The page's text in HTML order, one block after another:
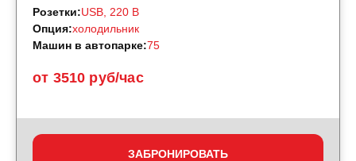
от 3510 руб/час
Розетки:USB, 220 B
Опция:холодильник
Машин в автопарке:75
ЗАБРОНИРОВАТЬ